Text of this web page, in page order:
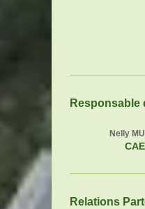
Responsable
Nelly
Relations